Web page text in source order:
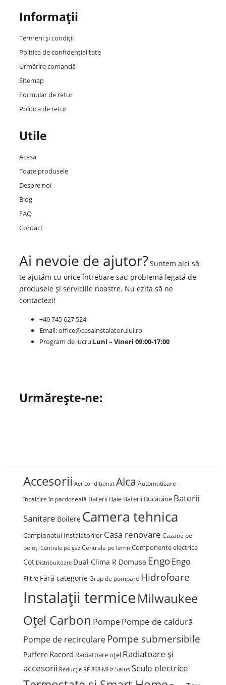
Informații
Termeni și condiții
Politica de confidențialitate
Urmărire comandă
Sitemap
Formular de retur
Politica de retur
Utile
Acasa
Toate produsele
Despre noi
Blog
FAQ
Contact
Ai nevoie de ajutor?Suntem aici să
te ajutăm cu orice întrebare sau problemă legată de
produsele și serviciile noastre. Nu ezita să ne
contactezi!
+40 745 627 524
Email:office@casainstalatorului.ro
Program de lucru:Luni – Vineri 09:00-17:00
Urmărește-ne:
Accesorii Aer condiționat Alca Automatizare -
încalzire în pardoseală Baterii Baie Baterii Bucătărie Baterii
Sanitare Boilere Camera tehnica
Campionatul Instalatorilor Casa renovare Cazane pe
peleți Centrale pe gaz Centrale pe lemn Componente electrice
Cot Distribuitoare Dual Clima R Domusa EngoEngo
Filtre Fără categorie Grup de pompare Hidrofoare
Instalații termiceMilwaukee
Oțel Carbon PompePompe de caldură
Pompe de recircularePompe submersibile
Puffere Racord Radiatoare oțel Radiatoare și
accesorii Reducție RF 868 MHz Salus Scule electrice